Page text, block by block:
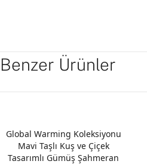
Benzer Ürünler
Global Warming Koleksiyonu
Mavi Taşlı Kuş ve Çiçek
Tasarımlı Gümüş Şahmeran